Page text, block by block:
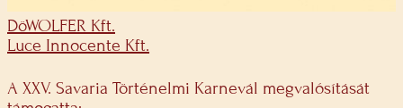
DöWOLFER Kft.
Luce Innocente Kft.
A XXV. Savaria Történelmi Karnevál megvalósítását